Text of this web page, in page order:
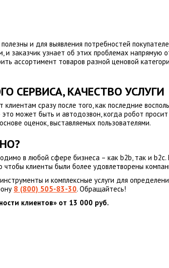
и для выявления потребностей
и заказчик узнает об этих проблемах
ассортимент товаров разной ценовой
СЕРВИСА, КАЧЕСТВО УСЛУГИ
сразу после того, как последние
может быть и автодозвон, когда робот
оценок, выставляемых пользователями.
в любой сфере бизнеса – как b2b, так и
чтобы клиенты были более удовлетворены
и комплексные услуги для
8 (800) 505-83-30. Обращайтесь!
клиентов» от 13 000 руб.